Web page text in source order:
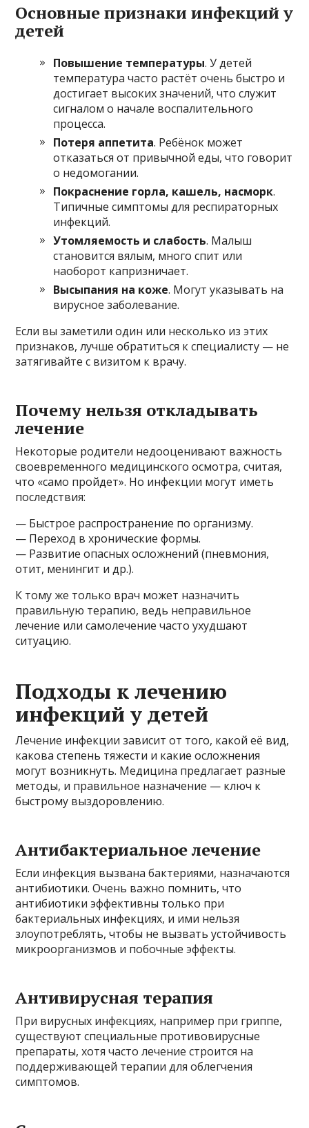
Основные признаки инфекций у
детей
Повышение температуры. У детей
температура часто растёт очень быстро и
достигает высоких значений, что служит
сигналом о начале воспалительного
процесса.
Потеря аппетита. Ребёнок может
отказаться от привычной еды, что говорит
о недомогании.
Покраснение горла, кашель, насморк.
Типичные симптомы для респираторных
инфекций.
Утомляемость и слабость. Малыш
становится вялым, много спит или
наоборот капризничает.
Высыпания на коже. Могут указывать на
вирусное заболевание.
Если вы заметили один или несколько из этих
признаков, лучше обратиться к специалисту — не
затягивайте с визитом к врачу.
Почему нельзя откладывать
лечение
Некоторые родители недооценивают важность
своевременного медицинского осмотра, считая,
что «само пройдет». Но инфекции могут иметь
последствия:
— Быстрое распространение по организму.
— Переход в хронические формы.
— Развитие опасных осложнений (пневмония,
отит, менингит и др.).
К тому же только врач может назначить
правильную терапию, ведь неправильное
лечение или самолечение часто ухудшают
ситуацию.
Подходы к лечению
инфекций у детей
Лечение инфекции зависит от того, какой её вид,
какова степень тяжести и какие осложнения
могут возникнуть. Медицина предлагает разные
методы, и правильное назначение — ключ к
быстрому выздоровлению.
Антибактериальное лечение
Если инфекция вызвана бактериями, назначаются
антибиотики. Очень важно помнить, что
антибиотики эффективны только при
бактериальных инфекциях, и ими нельзя
злоупотреблять, чтобы не вызвать устойчивость
микроорганизмов и побочные эффекты.
Антивирусная терапия
При вирусных инфекциях, например при гриппе,
существуют специальные противовирусные
препараты, хотя часто лечение строится на
поддерживающей терапии для облегчения
симптомов.